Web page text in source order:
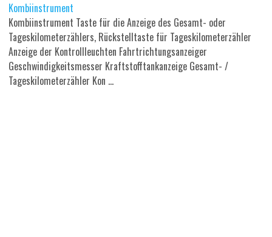
Kombiinstrument
Kombiinstrument Taste für die Anzeige des Gesamt- oder
Tageskilometerzählers, Rückstelltaste für Tageskilometerzähler
Anzeige der Kontrollleuchten Fahrtrichtungsanzeiger
Geschwindigkeitsmesser Kraftstofftankanzeige Gesamt- /
Tageskilometerzähler Kon ...